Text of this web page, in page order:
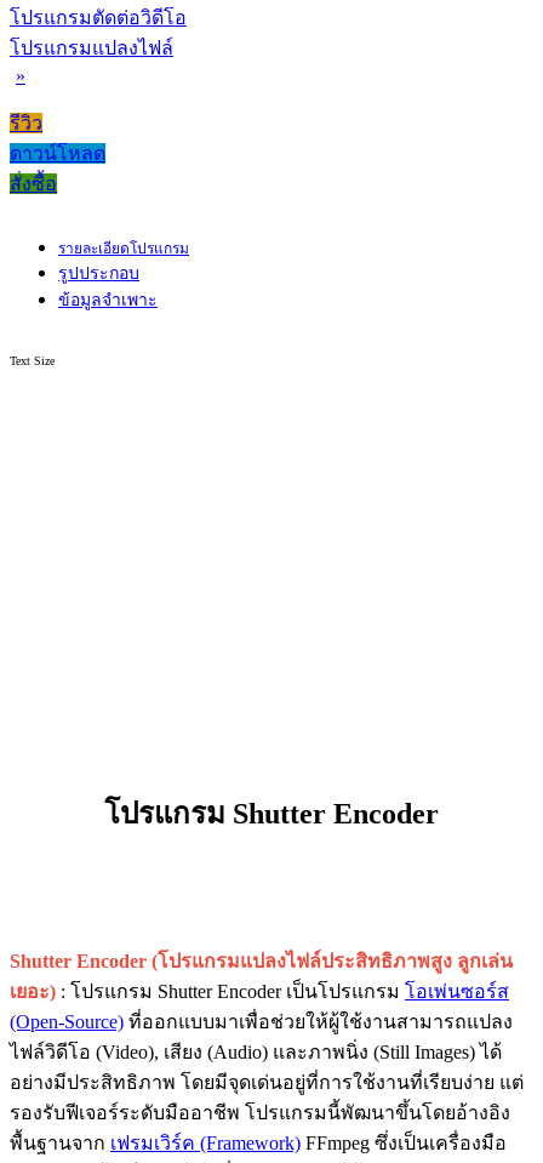
โปรแกรมตัดต่อวิดีโอ
โปรแกรมแปลงไฟล์
»
รีวิว
ดาวน์โหลด
สั่งซื้อ
รายละเอียดโปรแกรม
รูปประกอบ
ข้อมูลจำเพาะ
Text Size
โปรแกรม Shutter Encoder
Shutter Encoder (โปรแกรมแปลงไฟล์ประสิทธิภาพสูง ลูกเล่น
เยอะ) : โปรแกรม Shutter Encoder เป็นโปรแกรม โอเพ่นซอร์ส
(Open-Source) ที่ออกแบบมาเพื่อช่วยให้ผู้ใช้งานสามารถแปลง
ไฟล์วิดีโอ (Video), เสียง (Audio) และภาพนิ่ง (Still Images) ได้
อย่างมีประสิทธิภาพ โดยมีจุดเด่นอยู่ที่การใช้งานที่เรียบง่าย แต่
รองรับฟีเจอร์ระดับมืออาชีพ โปรแกรมนี้พัฒนาขึ้นโดยอ้างอิง
พื้นฐานจาก เฟรมเวิร์ค (Framework) FFmpeg ซึ่งเป็นเครื่องมือ